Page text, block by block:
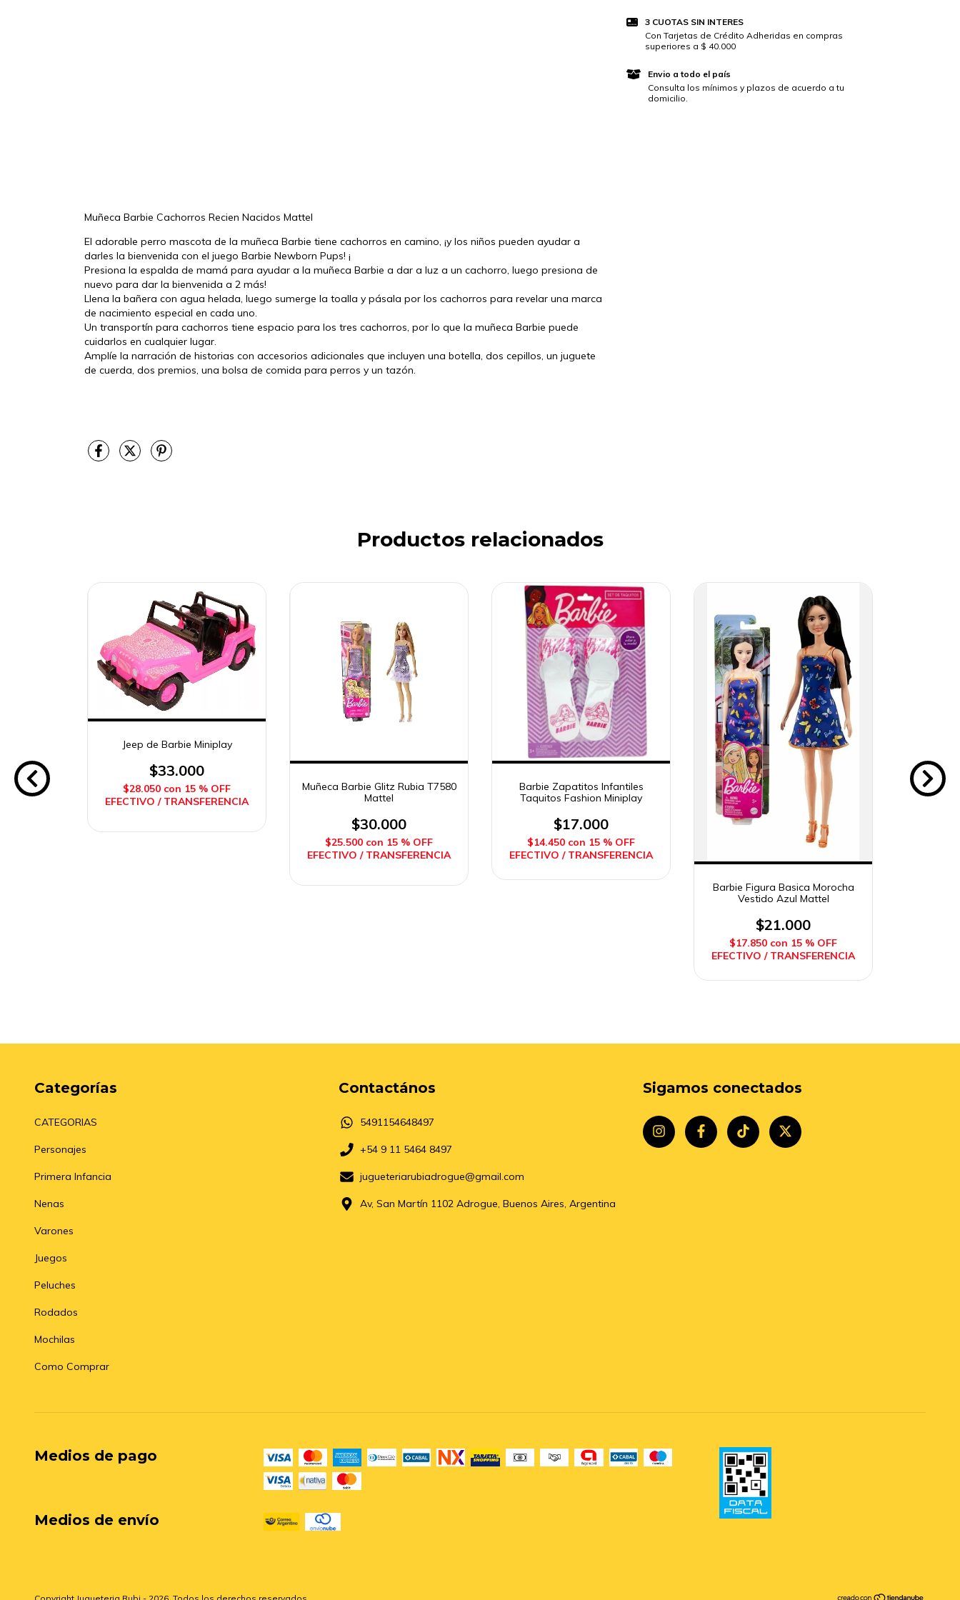
Muñeca Barbie Cachorros Recien Nacidos Mattel
El adorable perro mascota de la muñeca Barbie tiene cachorros en camino, ¡y los niños pueden ayudar a
darles la bienvenida con el juego Barbie Newborn Pups! ¡
Presiona la espalda de mamá para ayudar a la muñeca Barbie a dar a luz a un cachorro, luego presiona de
nuevo para dar la bienvenida a 2 más!
Llena la bañera con agua helada, luego sumerge la toalla y pásala por los cachorros para revelar una marca
de nacimiento especial en cada uno.
Un transportín para cachorros tiene espacio para los tres cachorros, por lo que la muñeca Barbie puede
cuidarlos en cualquier lugar.
Amplíe la narración de historias con accesorios adicionales que incluyen una botella, dos cepillos, un juguete
de cuerda, dos premios, una bolsa de comida para perros y un tazón.
3 CUOTAS SIN INTERES
Con Tarjetas de Crédito Adheridas en compras
superiores a $ 40.000
Envio a todo el país
Consulta los mínimos y plazos de acuerdo a tu
domicilio.
Productos relacionados
Jeep de Barbie Miniplay
$33.000
$28.050 con 15 % OFF
EFECTIVO / TRANSFERENCIA
Muñeca Barbie Glitz Rubia T7580
Mattel
$30.000
$25.500 con 15 % OFF
EFECTIVO / TRANSFERENCIA
Barbie Zapatitos Infantiles
Taquitos Fashion Miniplay
$17.000
$14.450 con 15 % OFF
EFECTIVO / TRANSFERENCIA
Barbie Figura Basica Morocha
Vestido Azul Mattel
$21.000
$17.850 con 15 % OFF
EFECTIVO / TRANSFERENCIA
Categorías
CATEGORIAS
Personajes
Primera Infancia
Nenas
Varones
Juegos
Peluches
Rodados
Mochilas
Como Comprar
Contactános
5491154648497
+54 9 11 5464 8497
jugueteriarubiadrogue@gmail.com
Av, San Martín 1102 Adrogue, Buenos Aires, Argentina
Sigamos conectados
Medios de pago
Medios de envío